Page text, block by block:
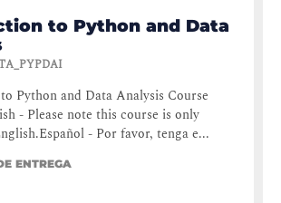
to Python and Data
Python and Data Analysis Course
- Please note this course is only
- Por favor, tenga e...
ENTREGA